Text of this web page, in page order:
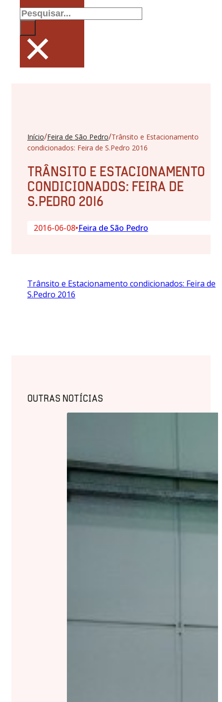
Pesquisar
×
Início/Feira de São Pedro/Trânsito e Estacionamento
condicionados: Feira de S.Pedro 2016
TRÂNSITO E ESTACIONAMENTO
CONDICIONADOS: FEIRA DE
S.PEDRO 2016
2016-06-08•Feira de São Pedro
Trânsito e Estacionamento condicionados: Feira de
S.Pedro 2016
OUTRAS NOTÍCIAS